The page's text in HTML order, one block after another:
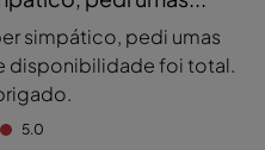
simpático, pedi umas
disponibilidade foi total.
5.0